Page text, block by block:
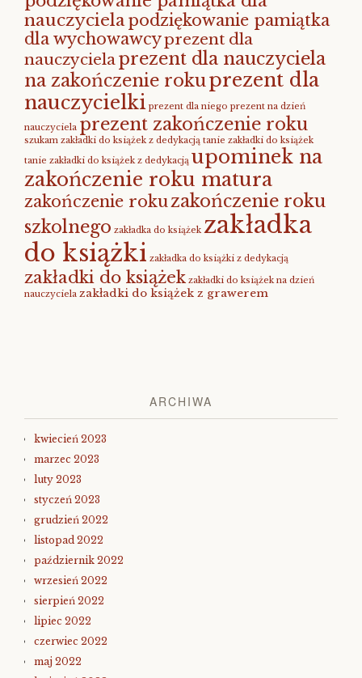
nauczycielapodziękowanie pamiątka
dla wychowawcyprezent dla
nauczycielaprezent dla nauczyciela
na zakończenie rokuprezent dla
nauczycielki prezent dla niego prezent na dzień
nauczyciela prezent zakończenie roku
szukam zakładki do książek z dedykacją tanie zakładki do książek
tanie zakładki do książek z dedykacją upominek na
zakończenie roku matura
zakończenie rokuzakończenie roku
szkolnego zakładka do książek zakładka
do książki zakładka do książki z dedykacją
zakładki do książek zakładki do książek na dzień
nauczyciela zakładki do książek z grawerem
ARCHIWA
kwiecień 2023
marzec 2023
luty 2023
styczeń 2023
grudzień 2022
listopad 2022
październik 2022
wrzesień 2022
sierpień 2022
lipiec 2022
czerwiec 2022
maj 2022